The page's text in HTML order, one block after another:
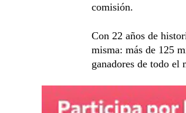
comisión.
Con 22 años de
misma: más de 125
ganadores de todo el